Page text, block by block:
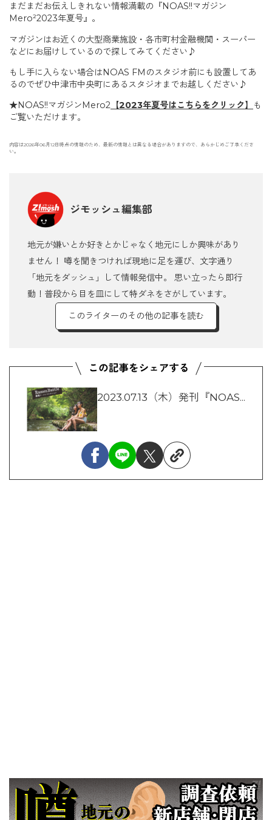
まだまだお伝えしきれない情報満載の『NOAS!!マガジン
Mero²2023年夏号』。
マガジンはお近くの大型商業施設・各市町村金融機関・スーパー
などにお届けしているので探してみてください♪
もし手に入らない場合はNOAS FMのスタジオ前にも設置してあ
るのでぜひ中津市中央町にあるスタジオまでお越しください♪
★NOAS!!マガジンMero2 【2023年夏号はこちらをクリック】
も
ご覧いただけます。
内容は2026年06月12日時点の情報のため、最新の情報とは異なる場合がありますので、あらかじめご了承くださ
い。
ジモッシュ編集部
地元が嫌いとか好きとかじゃなく地元にしか興味があり
ません！ 噂を聞きつければ現地に足を運び、文字通り
「地元をダッシュ」して情報発信中。 思い立ったら即行
動！普段から目を皿にして特ダネをさがしています。
このライターのその他の記事を読む
2023.07.13（木）発刊『NOAS...